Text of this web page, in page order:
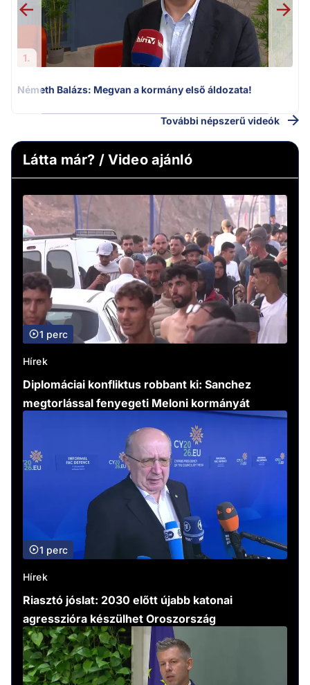
1.
Németh Balázs: Megvan a kormány első áldozata!
További népszerű videók
Látta már? / Video ajánló
1 perc
Hírek
Diplomáciai konfliktus robbant ki: Sanchez
megtorlással fenyegeti Meloni kormányát
1 perc
Hírek
Riasztó jóslat: 2030 előtt újabb katonai
agresszióra készülhet Oroszország